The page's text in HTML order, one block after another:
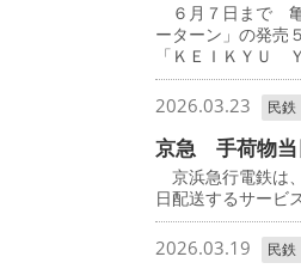
６月７日まで 亀
ーターン」の発売
「ＫＥＩＫＹＵ
2026.03.23 民鉄
京急 手荷物
京浜急行電鉄は
日配送するサービ
2026.03.19 民鉄